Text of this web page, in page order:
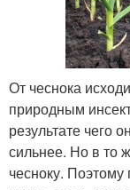
От чеснока
природным
результате чего
сильнее. Но в то
чесноку.